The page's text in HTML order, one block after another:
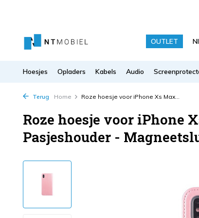
OUTLET
Hoesjes Opladers Kabels Audio
Terug Home Roze hoesje voor iPhone Xs Max...
Roze hoesje voor iPhone
Pasjeshouder -